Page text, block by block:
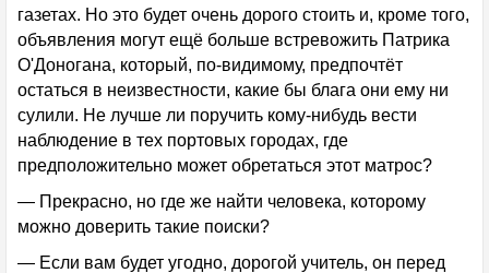
газетах. Но это будет очень дорого стоить и, кроме того,
объявления могут ещё больше встревожить Патрика
О'Доногана, который, по-видимому, предпочтёт
остаться в неизвестности, какие бы блага они ему ни
сулили. Не лучше ли поручить кому-нибудь вести
наблюдение в тех портовых городах, где
предположительно может обретаться этот матрос?
— Прекрасно, но где же найти человека, которому
можно доверить такие поиски?
— Если вам будет угодно, дорогой учитель, он перед